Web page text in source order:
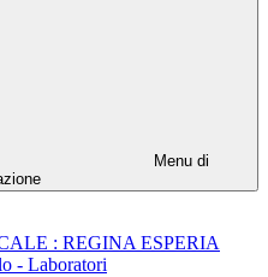
Menu di
: REGINA ESPERIA
- Laboratori